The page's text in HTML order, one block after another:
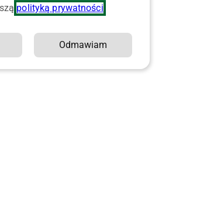
polityką prywatności
Odmawiam